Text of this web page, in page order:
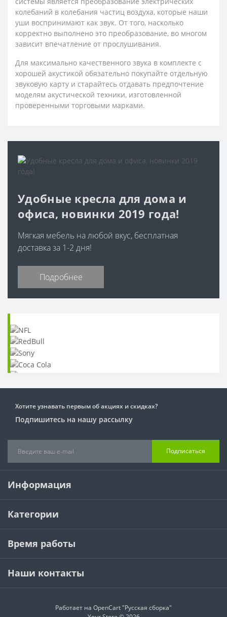
колебаний в колебания частиц воздуха, которые наши
уши воспринимают как звук. От того, насколько
корректно выполнено это преобразование, во многом
зависит впечатление от прослушивания.
Для максимально качественного звука в комплекте с
хорошей акустикой обязательно покупайте отдельную
звуковую карту и старайтесь отдавать предпочтение
моделям акустической техники, изготовленной
проверенными торговыми марками.
Удобные кресла для дома и
офиса, новинки 2019 года!
Мягкая мебель на любой вкус, бесплатная
доставка за 1-2 дня!
Подробнее
Хотите узнавать первым об акциях и скидках?
Подпишитесь на нашу рассылку
Подписаться
Информация
Категории
Время работы
Наши контакты
Работает на OpenCart "Русская сборка"